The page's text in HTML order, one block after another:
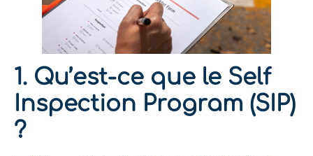
1. Qu’est-ce que le Self
Inspection Program (SIP)
?